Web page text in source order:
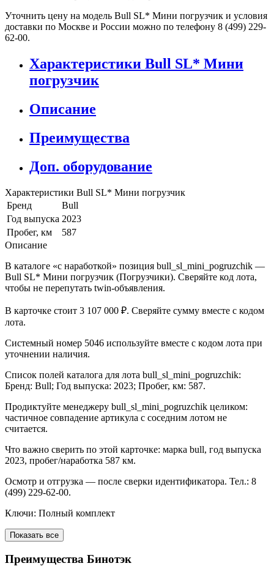
Уточнить цену на модель Bull SL* Мини погрузчик и условия
доставки по Москве и России можно по телефону 8 (499) 229-
62-00.
Характеристики Bull SL* Мини
погрузчик
Описание
Преимущества
Доп. оборудование
Характеристики Bull SL* Мини погрузчик
Бренд
Bull
Год выпуска 2023
Пробег, км
587
Описание
В каталоге «с наработкой» позиция bull_sl_mini_pogruzchik —
Bull SL* Мини погрузчик (Погрузчики). Сверяйте код лота,
чтобы не перепутать twin-объявления.
В карточке стоит 3 107 000 ₽. Сверяйте сумму вместе с кодом
лота.
Системный номер 5046 используйте вместе с кодом лота при
уточнении наличия.
Список полей каталога для лота bull_sl_mini_pogruzchik:
Бренд: Bull; Год выпуска: 2023; Пробег, км: 587.
Продиктуйте менеджеру bull_sl_mini_pogruzchik целиком:
частичное совпадение артикула с соседним лотом не
считается.
Что важно сверить по этой карточке: марка bull, год выпуска
2023, пробег/наработка 587 км.
Осмотр и отгрузка — после сверки идентификатора. Тел.: 8
(499) 229-62-00.
Ключи: Полный комплект
Показать все
Преимущества Бинотэк